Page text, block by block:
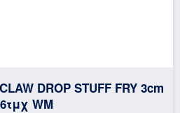
DROP STUFF FRY 3cm
WM